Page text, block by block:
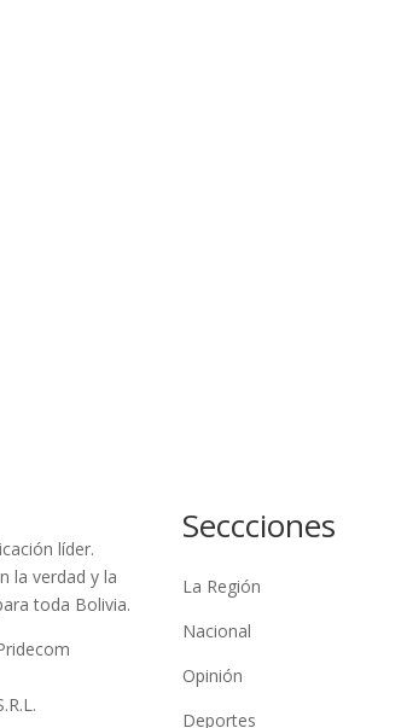
líder.
la verdad y la
toda Bolivia.
Seccciones
La Región
Nacional
Opinión
Deportes